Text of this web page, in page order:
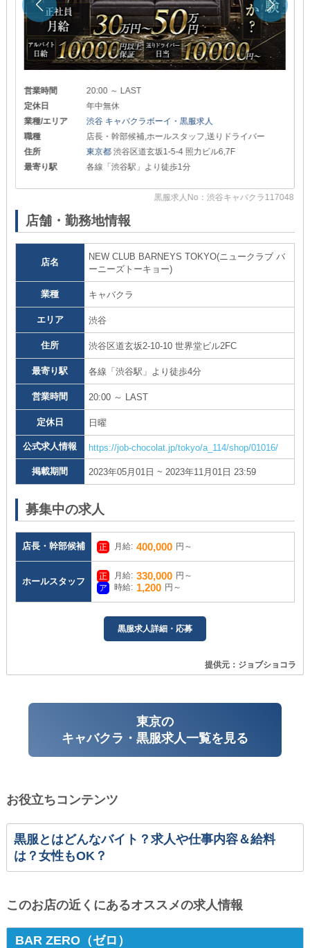
営業時間
20:00 ～ LAST
定休日
年中無休
業種/エリア
渋谷 キャバクラボーイ・黒服求人
職種
店長・幹部候補,ホールスタッフ,送りドライバー
住所
東京都 渋谷区道玄坂1-5-4 照力ビル6,7F
最寄り駅
各線「渋谷駅」より徒歩1分
黒服求人No：渋谷キャバクラ117048
店舗・勤務地情報
店名
NEW CLUB BARNEYS TOKYO(ニュークラブ バ
ーニーズトーキョー)
業種 キャバクラ
エリア 渋谷
住所 渋谷区道玄坂2-10-10 世界堂ビル2FC
最寄り駅 各線「渋谷駅」より徒歩4分
営業時間 20:00 ～ LAST
定休日 日曜
公式求人情報 https://job-chocolat.jp/tokyo/a_114/shop/01016/
掲載期間 2023年05月01日 ~ 2023年11月01日 23:59
募集中の求人
店長・幹部候補 月給: 400,000 円～
ホールスタッフ
月給: 330,000 円～
時給: 1,200 円～
黒服求人詳細・応募
提供元：ジョブショコラ
東京の
キャバクラ・黒服求人一覧を見る
お役立ちコンテンツ
黒服とはどんなバイト？求人や仕事内容＆給料
は？女性もOK？
このお店の近くにあるオススメの求人情報
BAR ZERO（ゼロ）